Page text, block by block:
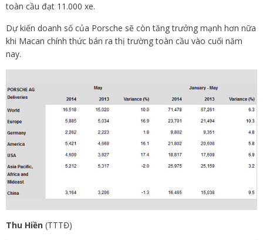
toàn cầu đạt 11.000 xe.
Dự kiến doanh số của Porsche sẽ còn tăng trưởng mạnh hơn nữa
khi Macan chính thức bán ra thị trường toàn cầu vào cuối năm
nay.
Thu Hiền (TTTĐ)